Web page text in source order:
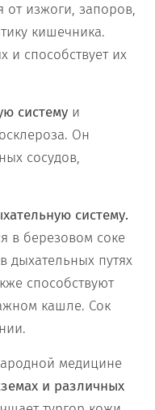
от изжоги, запоров,
кишечника.
и способствует их
систему и
Он
сосудов,
систему.
в березовом соке
дыхательных путях
способствуют
кашле. Сок
медицине
и различных